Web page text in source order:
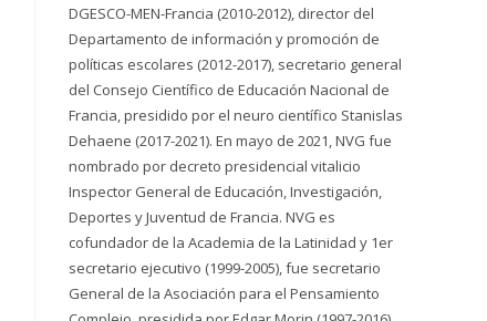
DGESCO-MEN-Francia (2010-2012), director del
Departamento de información y promoción de
políticas escolares (2012-2017), secretario general
del Consejo Científico de Educación Nacional de
Francia, presidido por el neuro científico Stanislas
Dehaene (2017-2021). En mayo de 2021, NVG fue
nombrado por decreto presidencial vitalicio
Inspector General de Educación, Investigación,
Deportes y Juventud de Francia. NVG es
cofundador de la Academia de la Latinidad y 1er
secretario ejecutivo (1999-2005), fue secretario
General de la Asociación para el Pensamiento